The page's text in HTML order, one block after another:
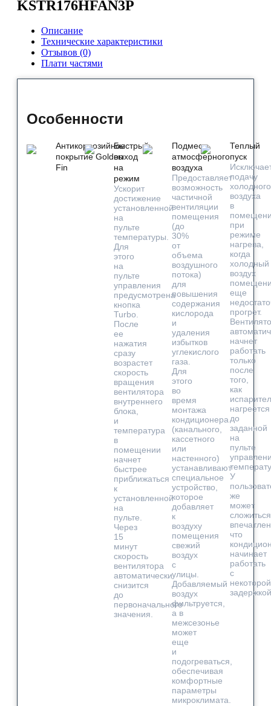
KSTR176HFAN3P
Описание
Технические характеристики
Отзывов (0)
Плати частями
Особенности
Антикоррозийное
покрытие Golden
Fin
Быстрый
выход
на
режим
Ускорит
достижение
установленной
на
пульте
температуры.
Для
этого
на
пульте
управления
предусмотрена
кнопка
Turbo.
После
ее
нажатия
сразу
возрастет
скорость
вращения
вентилятора
внутреннего
блока,
и
температура
в
помещении
начнет
быстрее
приближаться
к
установленной
на
пульте.
Через
15
минут
скорость
вентилятора
автоматически
снизится
до
первоначального
значения.
Подмес
атмосферного
воздуха
Предоставляет
возможность
частичной
вентиляции
помещения
(до
30%
от
объема
воздушного
потока)
для
повышения
содержания
кислорода
и
удаления
избытков
углекислого
газа.
Для
этого
во
время
монтажа
кондиционера
(канального,
кассетного
или
настенного)
устанавливают
специальное
устройство,
которое
добавляет
к
воздуху
помещения
свежий
воздух
с
улицы.
Добавляемый
воздух
фильтруется,
а в
межсезонье
может
еще
и
подогреваться,
обеспечивая
комфортные
параметры
микроклимата.
Теплый
пуск
подачу
холодного
воздуха
в
при
режиме
нагрева,
когда
холодный
воздух
еще
прогрет.
начнет
работать
только
после
того,
как
нагреется
до
заданной
на
пульте
У
же
может
сложиться
что
начинает
работать
с
некоторой